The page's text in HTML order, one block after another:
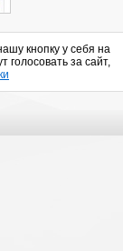
кнопку у себя на
голосовать за сайт,